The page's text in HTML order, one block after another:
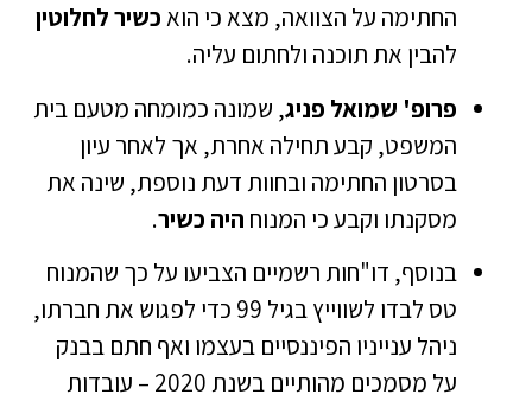
החתימה על הצוואה, מצא כי הואכשיר לחלוטין
להבין את תוכנה ולחתום עליה.
פרופ' שמואל פניג, שמונה כמומחה מטעם בית
המשפט, קבע תחילה אחרת, אך לאחר עיון
בסרטון החתימה ובחוות דעת נוספת, שינה את
מסקנתו וקבע כי המנוח היה כשיר.
בנוסף, דו"חות רשמיים הצביעו על כך שהמנוח
טס לבדו לשווייץ בגיל 99 כדי לפגוש את חברתו,
ניהל ענייניו הפיננסיים בעצמו ואף חתם בבנק
על מסמכים מהותיים בשנת 2020 – עובדות